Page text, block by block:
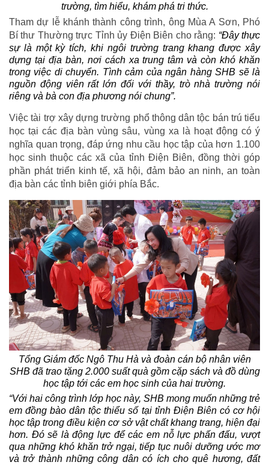
trường, tìm hiểu, khám phá tri thức.
Tham dự lễ khánh thành công trình, ông Mùa A Sơn, Phó
Bí thư Thường trực Tỉnh ủy Điện Biên cho rằng: “Đây thực
sự là một kỳ tích, khi ngôi trường trang khang được xây
dựng tại địa bàn, nơi cách xa trung tâm và còn khó khăn
trong việc di chuyển. Tình cảm của ngân hàng SHB sẽ là
nguồn động viên rất lớn đối với thầy, trò nhà trường nói
riêng và bà con địa phương nói chung”.
Việc tài trợ xây dựng trường phổ thông dân tộc bán trú tiểu
học tại các địa bàn vùng sâu, vùng xa là hoạt động có ý
nghĩa quan trọng, đáp ứng nhu cầu học tập của hơn 1.100
học sinh thuộc các xã của tỉnh Điện Biên, đồng thời góp
phần phát triển kinh tế, xã hội, đảm bảo an ninh, an toàn
địa bàn các tỉnh biên giới phía Bắc.
Tổng Giám đốc Ngô Thu Hà và đoàn cán bộ nhân viên
SHB đã trao tặng 2.000 suất quà gồm cặp sách và đồ dùng
học tập tới các em học sinh của hai trường.
“Với hai công trình lớp học này, SHB mong muốn những trẻ
em đồng bào dân tộc thiểu số tại tỉnh Điện Biên có cơ hội
học tập trong điều kiện cơ sở vật chất khang trang, hiện đại
hơn. Đó sẽ là động lực để các em nỗ lực phấn đấu, vượt
qua những khó khăn trở ngại, tiếp tục nuôi dưỡng ước mơ
và trở thành những công dân có ích cho quê hương, đất